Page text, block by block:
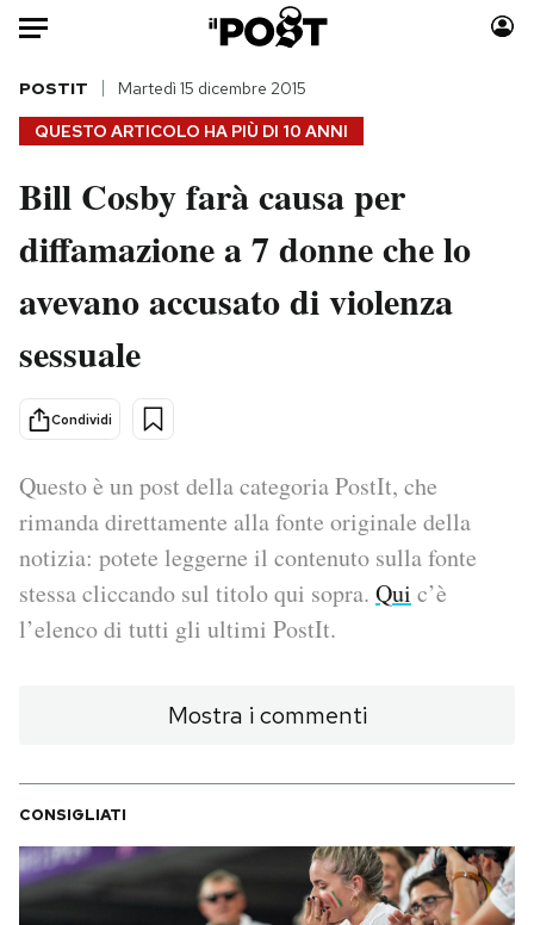
Auto
HOME
Italia
Politica
Tecnologia
Scienza
Cultura
Economia
Sport
Moda
Consumismi
Storie/Idee
Mondiali calcio 2026
PODCAST
SHOP
CALENDARIO
QUESTO ARTICOLO HA PIÙ DI 10 ANNI
POSTIT Martedì 15 dicembre 2015
Bill Cosby farà causa per
diffamazione a 7 donne che lo
avevano accusato di violenza
sessuale
Condividi
Questo è un post della categoria PostIt, che
rimanda direttamente alla fonte originale della
notizia: potete leggerne il contenuto sulla fonte
stessa cliccando sul titolo qui sopra. Qui c’è
l’elenco di tutti gli ultimi PostIt.
Mostra i commenti
CONSIGLIATI